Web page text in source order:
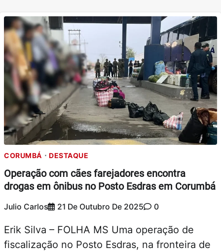
CORUMBÁ DESTAQUE
Operação com cães farejadores encontra
drogas em ônibus no Posto Esdras em Corumbá
Julio Carlos 21 De Outubro De 2025 0
Erik Silva – FOLHA MS Uma operação de
fiscalização no Posto Esdras, na fronteira de